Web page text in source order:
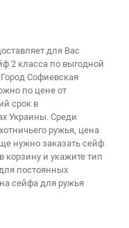
для Вас
2 класса по выгодной
Софиевская
по цене от
срок в
Украины. Среди
ружья, цена
нужнозаказать сейф
корзину и укажите тип
постоянных
сейфа для ружья